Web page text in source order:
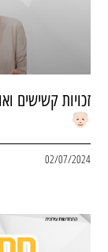
זכויות קשישים
02/07/2024